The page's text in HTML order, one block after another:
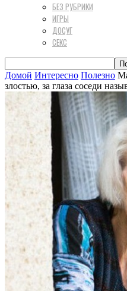
БЕЗ РУБРИКИ
ИГРЫ
ДОСУГ
СЕКС
Домой Интересно Полезно
злостью, за глаза соседи